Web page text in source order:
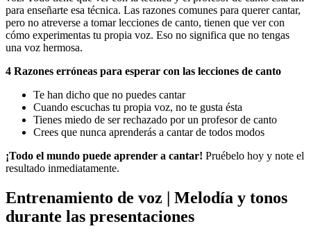
para enseñarte esa técnica. Las razones comunes para querer cantar,
pero no atreverse a tomar lecciones de canto, tienen que ver con
cómo experimentas tu propia voz. Eso no significa que no tengas
una voz hermosa.
4 Razones erróneas para esperar con las lecciones de canto
Te han dicho que no puedes cantar
Cuando escuchas tu propia voz, no te gusta ésta
Tienes miedo de ser rechazado por un profesor de canto
Crees que nunca aprenderás a cantar de todos modos
¡Todo el mundo puede aprender a cantar! Pruébelo hoy y note el
resultado inmediatamente.
Entrenamiento de voz | Melodía y tonos
durante las presentaciones